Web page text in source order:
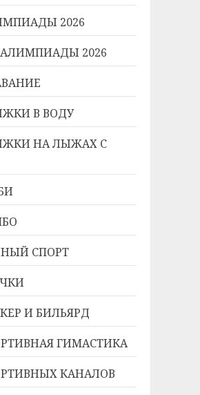
2026
2026
В ВОДУ
НА ЛЫЖАХ С
СПОРТ
И БИЛЬЯРД
ГИМАСТИКА
КАНАЛОВ